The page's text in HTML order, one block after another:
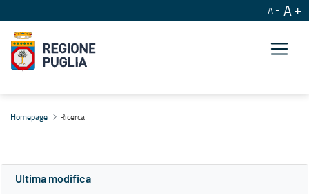
A A
Homepage Ricerca
Ultima modifica